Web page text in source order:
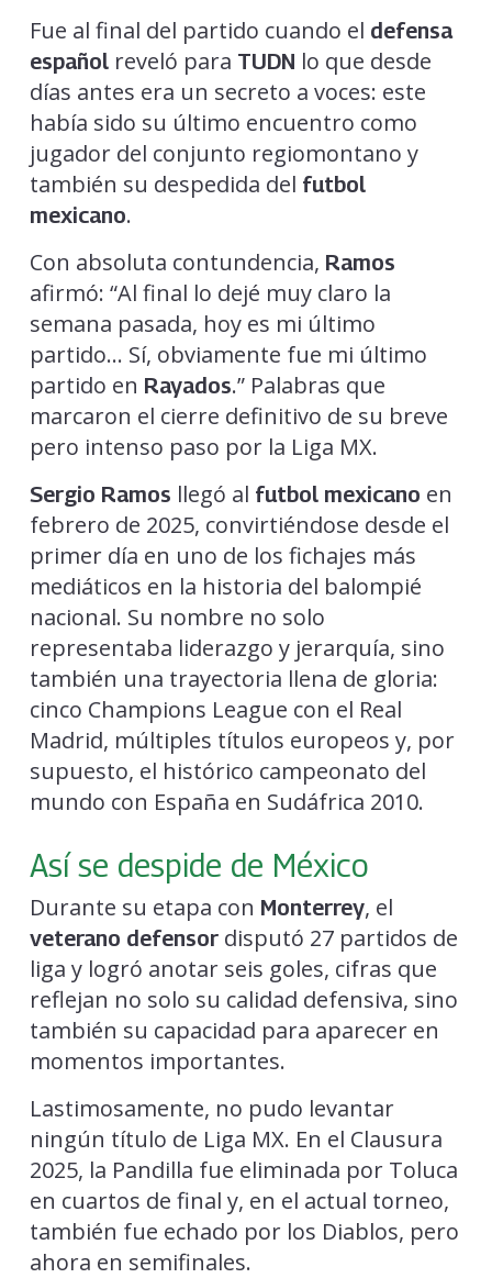
Fue al final del partido cuando el defensa
españolreveló para TUDN lo que desde
días antes era un secreto a voces: este
había sido su último encuentro como
jugador del conjunto regiomontano y
también su despedida del futbol
mexicano.
Con absoluta contundencia, Ramos
afirmó: “Al final lo dejé muy claro la
semana pasada, hoy es mi último
partido… Sí, obviamente fue mi último
partido en Rayados.” Palabras que
marcaron el cierre definitivo de su breve
pero intenso paso por la Liga MX.
Sergio Ramos llegó al futbol mexicano en
febrero de 2025, convirtiéndose desde el
primer día en uno de los fichajes más
mediáticos en la historia del balompié
nacional. Su nombre no solo
representaba liderazgo y jerarquía, sino
también una trayectoria llena de gloria:
cinco Champions League con el Real
Madrid, múltiples títulos europeos y, por
supuesto, el histórico campeonato del
mundo con España en Sudáfrica 2010.
Así se despide de México
Durante su etapa con Monterrey, el
veterano defensordisputó 27 partidos de
liga y logró anotar seis goles, cifras que
reflejan no solo su calidad defensiva, sino
también su capacidad para aparecer en
momentos importantes.
Lastimosamente, no pudo levantar
ningún título de Liga MX. En el Clausura
2025, la Pandilla fue eliminada por Toluca
en cuartos de final y, en el actual torneo,
también fue echado por los Diablos, pero
ahora en semifinales.